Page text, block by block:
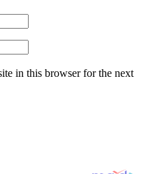
in this browser for the next